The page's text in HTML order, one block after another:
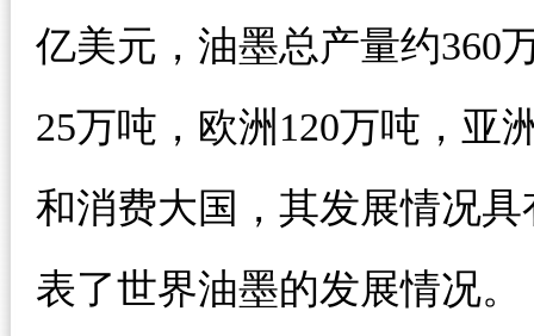
亿美元，油墨总产量约360
25万吨，欧洲120万吨，亚
和消费大国，其发展情况
表了世界油墨的发展情况。